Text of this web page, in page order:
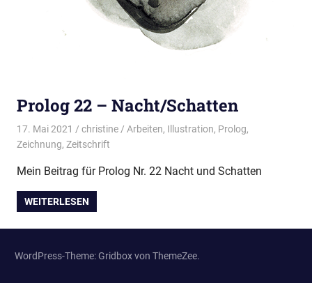
Prolog 22 – Nacht/Schatten
17. Mai 2021 christine Arbeiten, Illustration, Prolog,
Zeichnung, Zeitschrift
Mein Beitrag für Prolog Nr. 22 Nacht und Schatten
WEITERLESEN
WordPress-Theme: Gridbox von ThemeZee.